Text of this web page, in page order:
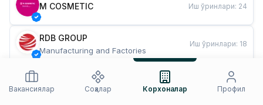
M COSMETIC Иш ўринлари: 24
RDB GROUP
Manufacturing and Factories
Иш ўринлари: 18
Restaurants and Fast Food
Иш ўринлари
Вакансиялар
Соҳалар Корхоналар Профил